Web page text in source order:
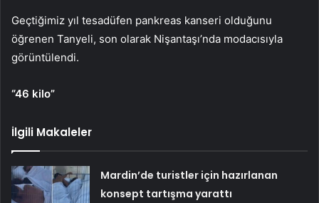
Geçtiğimiz yıl tesadüfen pankreas kanseri olduğunu
öğrenen Tanyeli, son olarak Nişantaşı’nda modacısıyla
görüntülendi.
“46 kilo”
İlgili Makaleler
Mardin’de turistler için hazırlanan
konsept tartışma yarattı